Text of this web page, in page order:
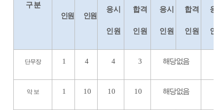
구 분
인원 인원
응시
인원
합격
인원
응시
인원
합격
인원
응
인
단무장 1 4 4 3 해당없음
악 보 1 10 10 10 해당없음